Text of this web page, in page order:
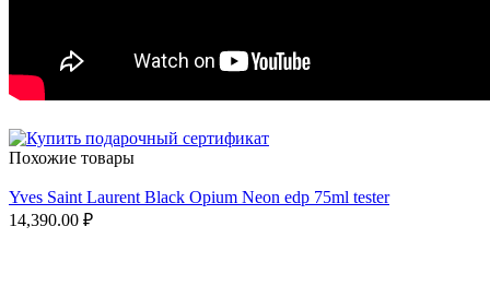
Похожие товары
Yves Saint Laurent Black Opium Neon edp 75ml tester
14,390.00 ₽